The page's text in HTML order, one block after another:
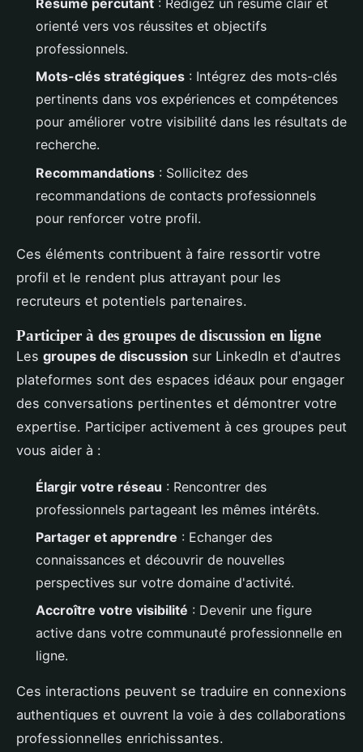
orienté vers vos réussites et objectifs
professionnels.
Mots-clés stratégiques : Intégrez des mots-clés
pertinents dans vos expériences et compétences
pour améliorer votre visibilité dans les résultats de
recherche.
Recommandations : Sollicitez des
recommandations de contacts professionnels
pour renforcer votre profil.
Ces éléments contribuent à faire ressortir votre
profil et le rendent plus attrayant pour les
recruteurs et potentiels partenaires.
Participer à des groupes de discussion en ligne
Les groupes de discussion sur LinkedIn et d'autres
plateformes sont des espaces idéaux pour engager
des conversations pertinentes et démontrer votre
expertise. Participer activement à ces groupes peut
vous aider à :
Élargir votre réseau : Rencontrer des
professionnels partageant les mêmes intérêts.
Partager et apprendre : Echanger des
connaissances et découvrir de nouvelles
perspectives sur votre domaine d'activité.
Accroître votre visibilité : Devenir une figure
active dans votre communauté professionnelle en
ligne.
Ces interactions peuvent se traduire en connexions
authentiques et ouvrent la voie à des collaborations
professionnelles enrichissantes.